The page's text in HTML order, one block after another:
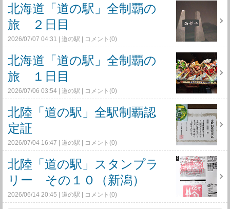
北海道「道の駅」全制覇の
旅 ２日目
2026/07/07 04:31 道の駅 コメント(0)
北海道「道の駅」全制覇の
旅 １日目
2026/07/06 03:54 道の駅 コメント(0)
北陸「道の駅」全駅制覇認
定証
2026/07/04 16:47 道の駅 コメント(0)
北陸「道の駅」スタンプラ
リー その１０（新潟）
2026/06/14 20:45 道の駅 コメント(0)